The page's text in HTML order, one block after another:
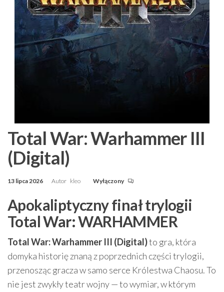
Total War: Warhammer III
(Digital)
13 lipca 2026 Autor kleo Wyłączony
Apokaliptyczny finał trylogii
Total War: WARHAMMER
Total War: Warhammer III (Digital)to gra, która
domyka historię znaną z poprzednich części trylogii,
przenosząc gracza w samo serce Królestwa Chaosu. To
nie jest zwykły teatr wojny — to wymiar, w którym